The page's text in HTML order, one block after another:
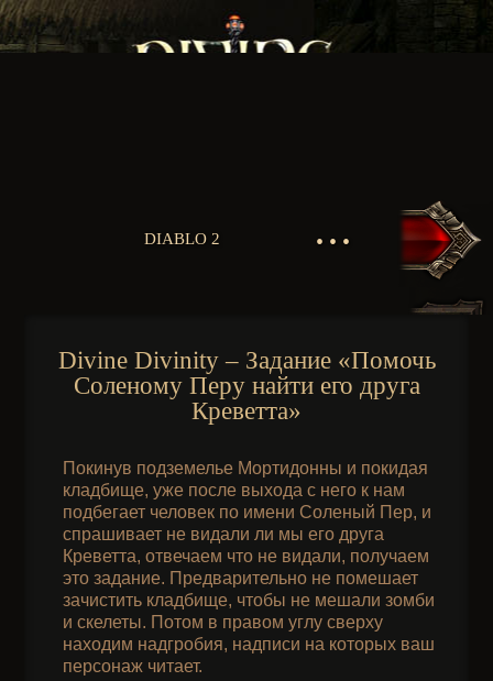
DIABLO 2 • • •
Divine Divinity – Задание «Помочь
Соленому Перу найти его друга
Креветта»
Покинув подземелье Мортидонны и покидая
кладбище, уже после выхода с него к нам
подбегает человек по имени Соленый Пер, и
спрашивает не видали ли мы его друга
Креветта, отвечаем что не видали, получаем
это задание. Предварительно не помешает
зачистить кладбище, чтобы не мешали зомби
и скелеты. Потом в правом углу сверху
находим надгробия, надписи на которых ваш
персонаж читает.